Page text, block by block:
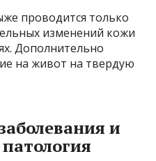
проводится только
изменений кожи
Дополнительно
на живот на твердую
и